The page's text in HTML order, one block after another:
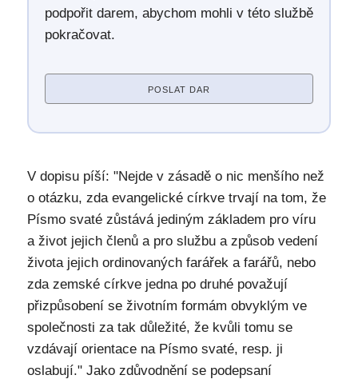
podpořit darem, abychom mohli v této službě
pokračovat.
POSLAT DAR
V dopisu píší: "Nejde v zásadě o nic menšího než
o otázku, zda evangelické církve trvají na tom, že
Písmo svaté zůstává jediným základem pro víru
a život jejich členů a pro službu a způsob vedení
života jejich ordinovaných farářek a farářů, nebo
zda zemské církve jedna po druhé považují
přizpůsobení se životním formám obvyklým ve
společnosti za tak důležité, že kvůli tomu se
vzdávají orientace na Písmo svaté, resp. ji
oslabují." Jako zdůvodnění se podepsaní